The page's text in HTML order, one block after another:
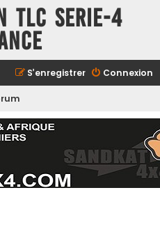
TLC SERIE-4
Connexion
S’enregistrer